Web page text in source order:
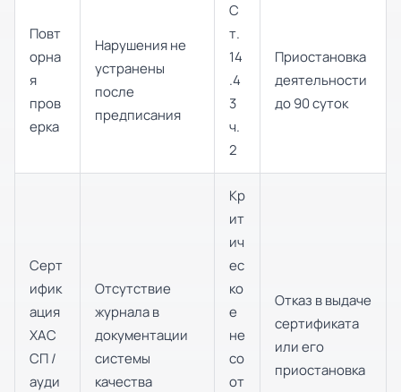
Повт
орна
я
пров
ерка
Нарушения не
устранены
после
предписания
С
т.
14
.4
3
ч.
2
Приостановка
деятельности
до 90 суток
Серт
ифик
ация
ХАС
СП /
ауди
Отсутствие
журнала в
документации
системы
качества
Кр
ит
ич
ес
ко
е
не
со
от
Отказ в выдаче
сертификата
или его
приостановка